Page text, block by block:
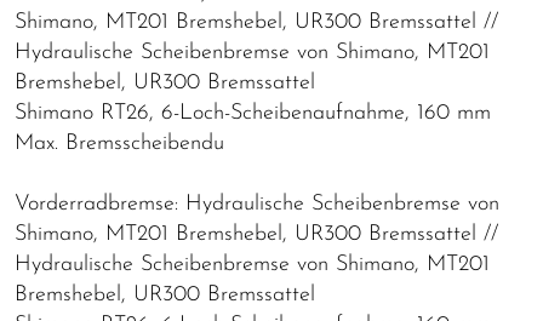
Shimano, MT201 Bremshebel, UR300 Bremssattel //
Hydraulische Scheibenbremse von Shimano, MT201
Bremshebel, UR300 Bremssattel
Shimano RT26, 6-Loch-Scheibenaufnahme, 160 mm
Max. Bremsscheibendu
Vorderradbremse: Hydraulische Scheibenbremse von
Shimano, MT201 Bremshebel, UR300 Bremssattel //
Hydraulische Scheibenbremse von Shimano, MT201
Bremshebel, UR300 Bremssattel